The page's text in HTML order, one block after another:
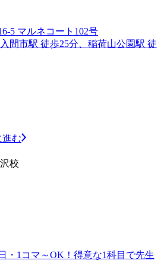
5 マルネコート102号
間市駅 徒歩25分、稲荷山公園駅 徒
進む
校
1コマ～OK！得意な1科目で先生